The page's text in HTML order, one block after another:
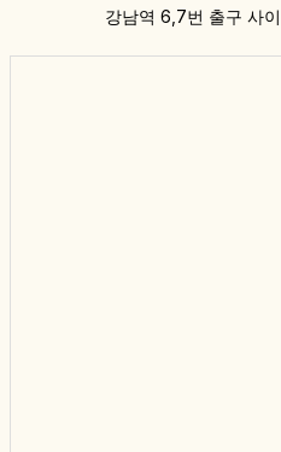
강남역 6,7번 출구 사